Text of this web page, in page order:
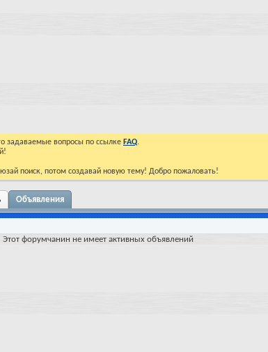
задаваемые вопросы по ссылке FAQ.
поиск, потом создавай новую тему! Добро пожаловать!
Объявления
Этот форумчанин не имеет активных объявлений